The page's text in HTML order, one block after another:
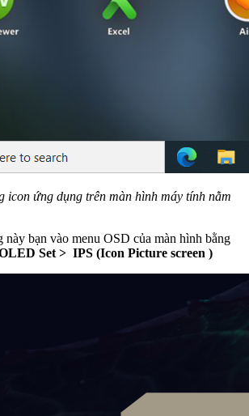
icon ứng dụng trên màn hình máy tính nằm
bạn vào menu OSD của màn hình bằng
Set > IPS (Icon Picture screen )